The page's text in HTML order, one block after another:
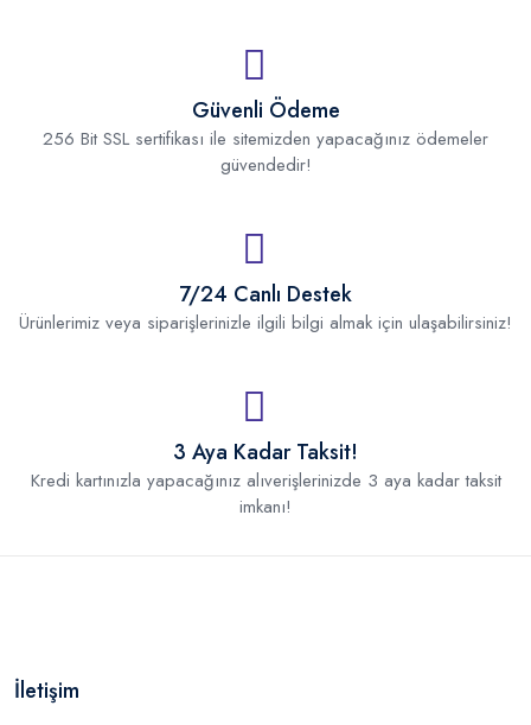
Güvenli Ödeme
256 Bit SSL sertifikası ile sitemizden yapacağınız ödemeler
güvendedir!
7/24 Canlı Destek
Ürünlerimiz veya siparişlerinizle ilgili bilgi almak için ulaşabilirsiniz!
3 Aya Kadar Taksit!
Kredi kartınızla yapacağınız alıverişlerinizde 3 aya kadar taksit
imkanı!
İletişim